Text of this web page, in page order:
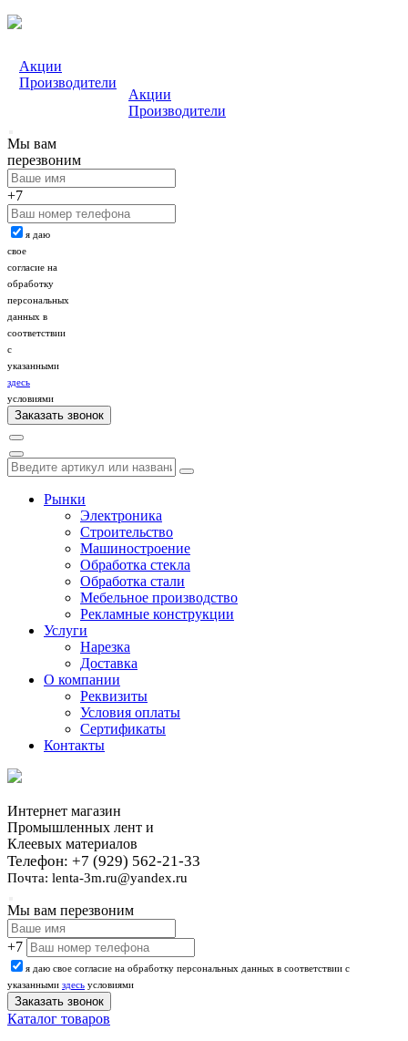
Акции
Производители
Акции
Производители
Мы вам
перезвоним
+7
я даю
свое
согласие на
обработку
персональных
данных в
соответствии
с
указанными
здесь
условиями
Рынки
Электроника
Строительство
Машиностроение
Обработка стекла
Обработка стали
Мебельное производство
Рекламные конструкции
Услуги
Нарезка
Доставка
О компании
Реквизиты
Условия оплаты
Сертификаты
Контакты
Интернет магазин
Промышленных лент и
Клеевых материалов
Телефон: +7 (929) 562-21-33
Почта: lenta-3m.ru@yandex.ru
Мы вам перезвоним
+7
я даю свое согласие на обработку персональных данных в соответствии с
указанными здесь условиями
Каталог товаров